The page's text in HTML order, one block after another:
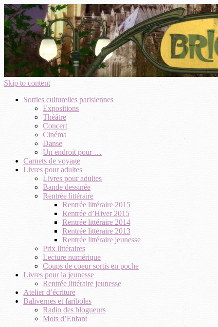
Skip to content
Sorties culturelles parisiennes
Expositions
Théâtre
Concert
Cinéma
Danse
Un endroit pour …
Carnets de voyage
Livres pour adultes
Livres pour adultes
Bande dessinée
Rentrée littéraire
Rentrée littéraire 2015
Rentrée d’Hiver 2015
Rentrée littéraire 2014
Rentrée littéraire 2013
Rentrée littéraire jeunesse
Prix littéraires
Lecture numérique
Coups de coeur sortis en poche
Livres pour la jeunesse
Rentrée littéraire jeunesse
Atelier d’écriture
Balivernes et fariboles
Radio des blogueurs
Mots d’Enfant